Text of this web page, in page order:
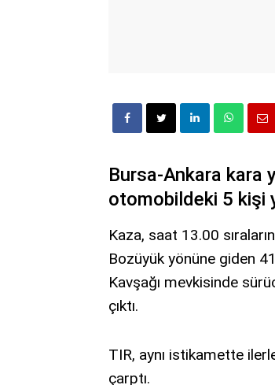
Bursa-Ankara kara
otomobildeki 5 kişi
Kaza, saat 13.00
Bozüyük yönüne giden
Kavşağı mevkisinde
çıktı.
TIR, aynı istikamette
çarptı.